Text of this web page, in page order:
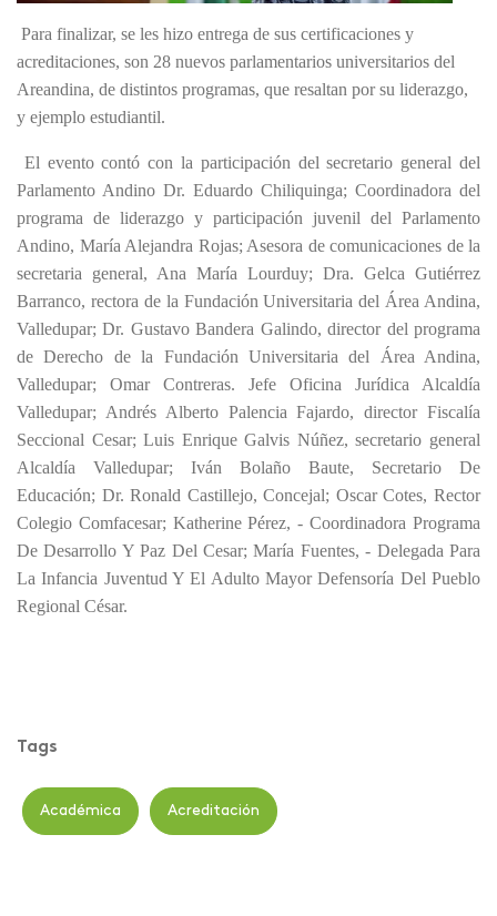
Para finalizar, se les hizo entrega de sus certificaciones y
acreditaciones, son 28 nuevos parlamentarios universitarios del
Areandina, de distintos programas, que resaltan por su liderazgo,
y ejemplo estudiantil.
El evento contó con la participación del secretario general del
Parlamento Andino Dr. Eduardo Chiliquinga; Coordinadora del
programa de liderazgo y participación juvenil del Parlamento
Andino, María Alejandra Rojas; Asesora de comunicaciones de la
secretaria general, Ana María Lourduy; Dra. Gelca Gutiérrez
Barranco, rectora de la Fundación Universitaria del Área Andina,
Valledupar; Dr. Gustavo Bandera Galindo, director del programa
de Derecho de la Fundación Universitaria del Área Andina,
Valledupar; Omar Contreras. Jefe Oficina Jurídica Alcaldía
Valledupar; Andrés Alberto Palencia Fajardo, director Fiscalía
Seccional Cesar; Luis Enrique Galvis Núñez, secretario general
Alcaldía Valledupar; Iván Bolaño Baute, Secretario De
Educación; Dr. Ronald Castillejo, Concejal; Oscar Cotes, Rector
Colegio Comfacesar; Katherine Pérez, - Coordinadora Programa
De Desarrollo Y Paz Del Cesar; María Fuentes, - Delegada Para
La Infancia Juventud Y El Adulto Mayor Defensoría Del Pueblo
Regional César.
Tags
Académica Acreditación